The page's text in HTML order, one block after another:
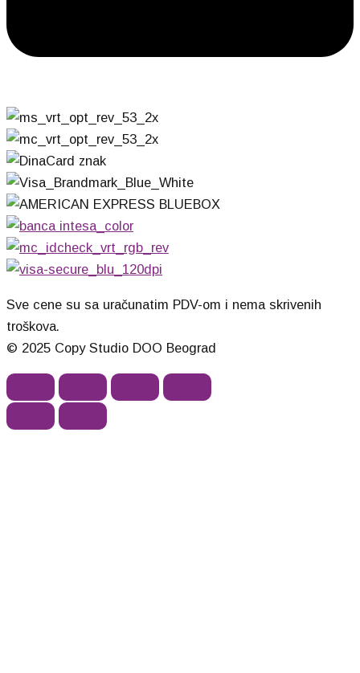
Sve cene su sa uračunatim PDV-om i nema skrivenih
troškova.
© 2025 Copy Studio DOO Beograd